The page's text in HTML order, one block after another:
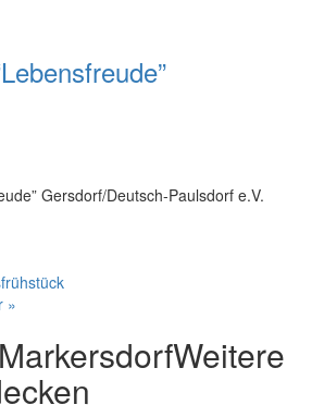
Gersdorf/Deutsch-Paulsdorf e.V.
»
Weitere